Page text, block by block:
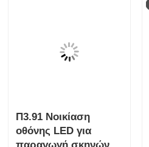
Π3.91 Νοικίαση
οθόνης LED για